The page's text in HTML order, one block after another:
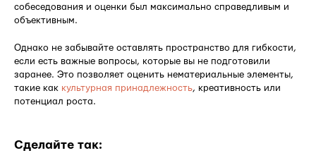
собеседования и оценки был максимально справедливым и
объективным.
Однако не забывайте оставлять пространство для гибкости,
если есть важные вопросы, которые вы не подготовили
заранее. Это позволяет оценить нематериальные элементы,
такие как культурная принадлежность, креативность или
потенциал роста.
Сделайте так: